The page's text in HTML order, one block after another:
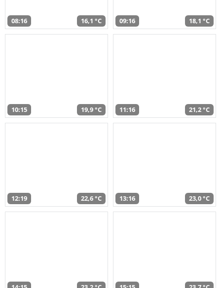
08:16 16,1 °C 09:16 18,1 °C
10:15 19,9 °C 11:16 21,2 °C
12:19 22,6 °C 13:16 23,0 °C